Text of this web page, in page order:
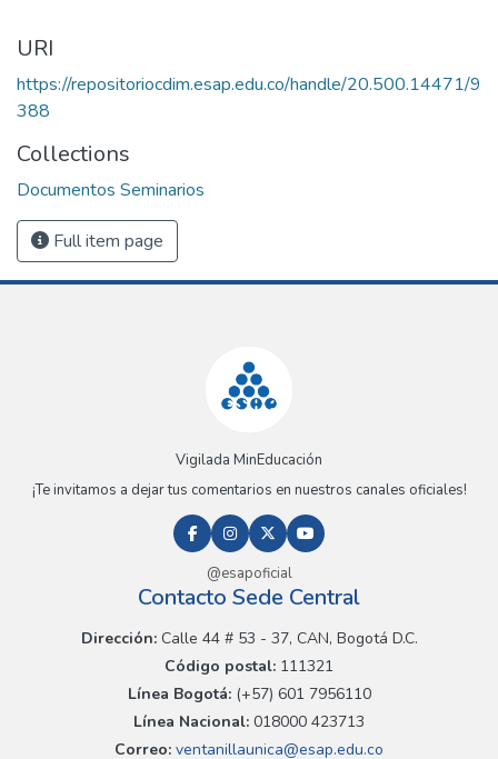
URI
https://repositoriocdim.esap.edu.co/handle/20.500.14471/9
388
Collections
Documentos Seminarios
Full item page
Vigilada MinEducación
¡Te invitamos a dejar tus comentarios en nuestros canales oficiales!
@esapoficial
Contacto Sede Central
Dirección:Calle 44 # 53 - 37, CAN, Bogotá D.C.
Código postal: 111321
Línea Bogotá:(+57) 601 7956110
Línea Nacional: 018000 423713
Correo: ventanillaunica@esap.edu.co